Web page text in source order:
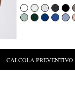
CALCOLA PREVENTIVO